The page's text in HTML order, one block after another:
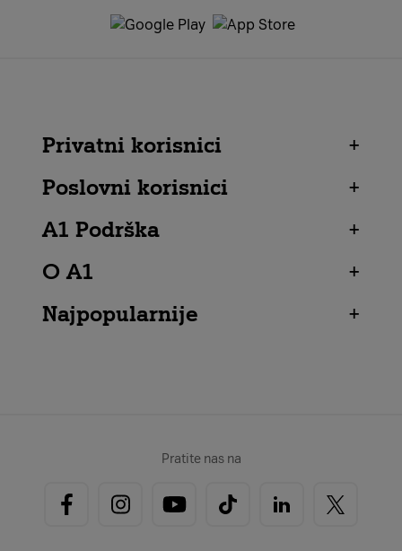
Privatni korisnici
+
Poslovni korisnici
+
A1 Podrška
+
O A1
+
Najpopularnije
+
Pratite nas na